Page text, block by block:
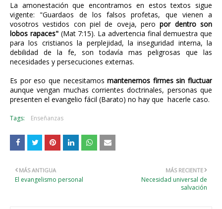
La amonestación que encontramos en estos textos sigue
vigente: "Guardaos de los falsos profetas, que vienen a
vosotros vestidos con piel de oveja, pero por dentro son
lobos rapaces" (Mat 7:15). La advertencia final demuestra que
para los cristianos la perplejidad, la inseguridad interna, la
debilidad de la fe, son todavía mas peligrosas que las
necesidades y persecuciones externas.
Es por eso que necesitamosmantenernos firmes sin fluctuar
aunque vengan muchas corrientes doctrinales, personas que
presenten el evangelio fácil (Barato) no hay que hacerle caso.
Tags: Enseñanzas
MÁS RECIENTE
Necesidad universal de
salvación
MÁS ANTIGUA
El evangelismo personal